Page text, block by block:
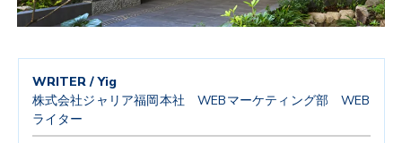
WRITER / Yig
株式会社ジャリア福岡本社 WEBマーケティング部 WEB
ライター